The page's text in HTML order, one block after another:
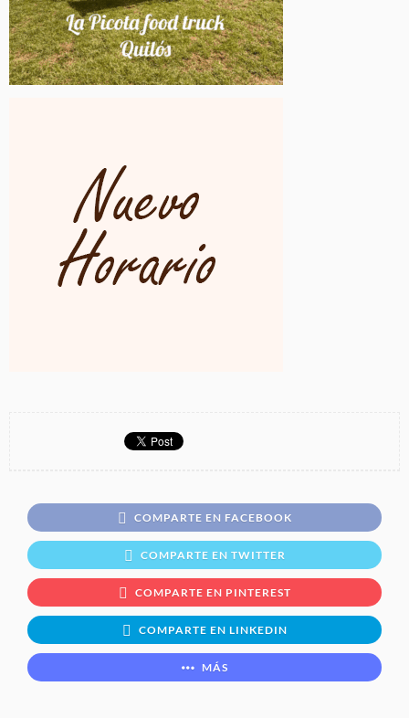
COMPARTE EN FACEBOOK
COMPARTE EN TWITTER
COMPARTE EN PINTEREST
COMPARTE EN LINKEDIN
MÁS